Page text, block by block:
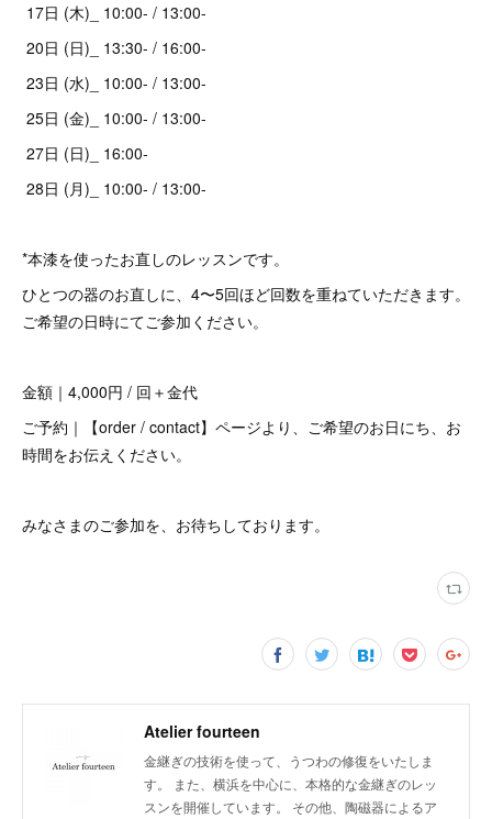
17日 (木)_ 10:00- / 13:00-
20日 (日)_ 13:30- / 16:00-
23日 (水)_ 10:00- / 13:00-
25日 (金)_ 10:00- / 13:00-
27日 (日)_ 16:00-
28日 (月)_ 10:00- / 13:00-
*本漆を使ったお直しのレッスンです。
ひとつの器のお直しに、4〜5回ほど回数を重ねていただきます。
ご希望の日時にてご参加ください。
金額｜4,000円 / 回＋金代
ご予約｜【order / contact】ページより、ご希望のお日にち、お
時間をお伝えください。
みなさまのご参加を、お待ちしております。
Atelier fourteen
金継ぎの技術を使って、うつわの修復をいたしま
す。 また、横浜を中心に、本格的な金継ぎのレッ
スンを開催しています。 その他、陶磁器によるア